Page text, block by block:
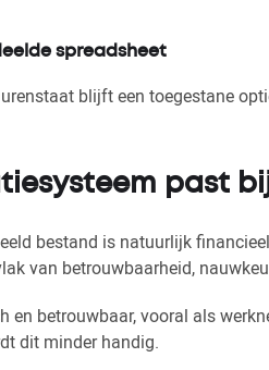
spreadsheet
blijft een toegestane
past
bestand is natuurlijk
van betrouwbaarheid,
en betrouwbaar, vooral als
dit minder handig.